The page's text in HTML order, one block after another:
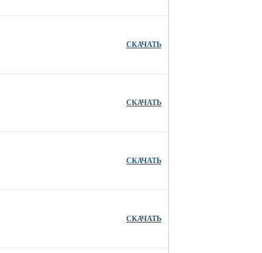
СКАЧАТЬ
СКАЧАТЬ
СКАЧАТЬ
СКАЧАТЬ